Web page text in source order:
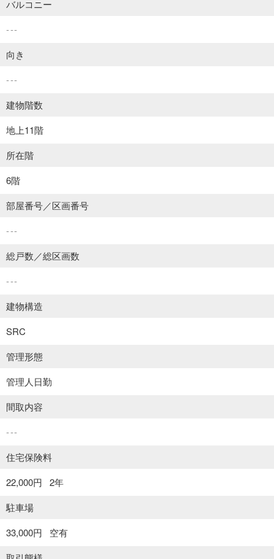
バルコニー
---
向き
---
建物階数
地上11階
所在階
6階
部屋番号／区画番号
---
総戸数／総区画数
---
建物構造
SRC
管理形態
管理人日勤
間取内容
---
住宅保険料
22,000円
2年
駐車場
33,000円
空有